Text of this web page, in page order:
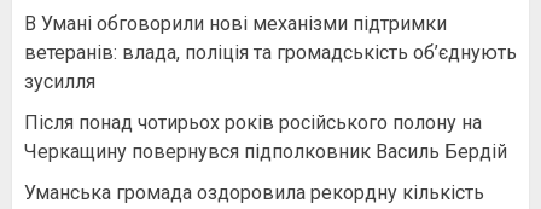
В Умані обговорили нові механізми підтримки
ветеранів: влада, поліція та громадськість об’єднують
зусилля
Після понад чотирьох років російського полону на
Черкащину повернувся підполковник Василь Бердій
Уманська громада оздоровила рекордну кількість